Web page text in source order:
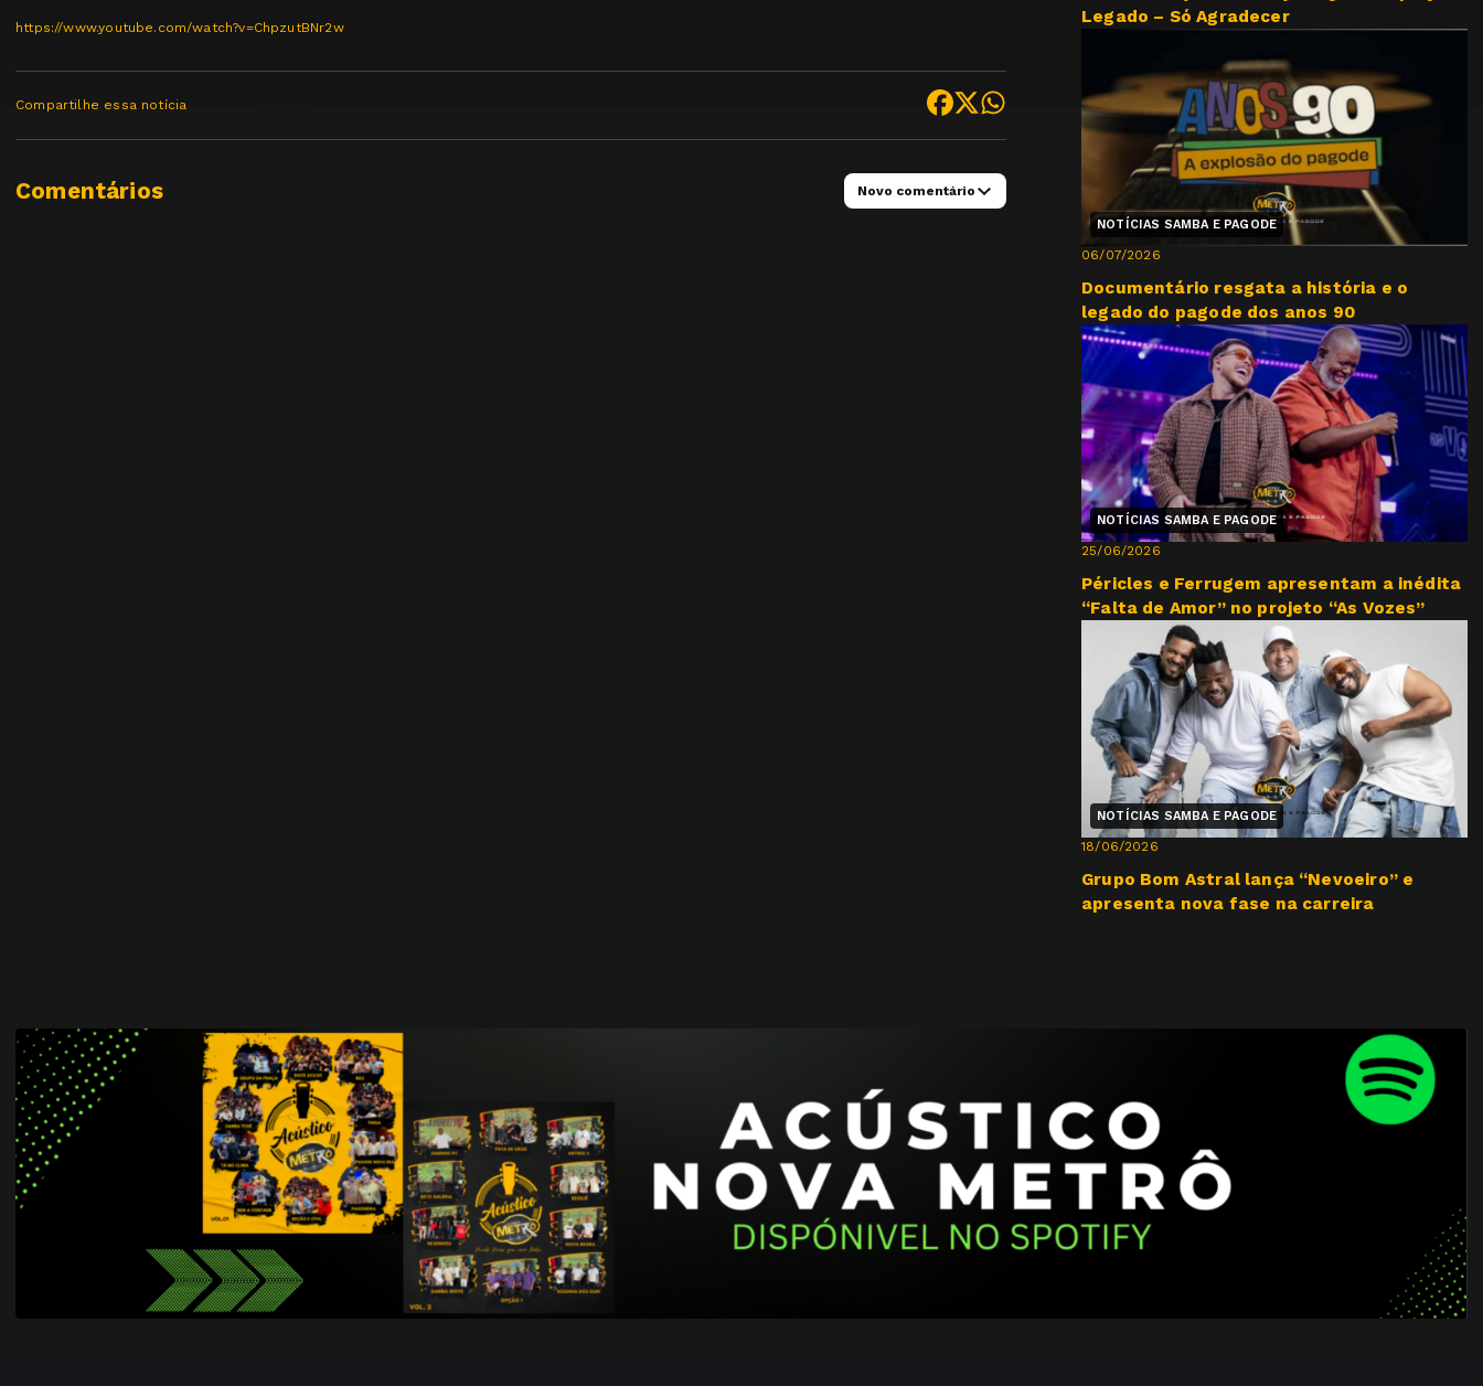
https://www.youtube.com/watch?v=ChpzutBNr2w
Compartilhe essa notícia
Comentários Novo comentário
Legado – Só Agradecer
NOTÍCIAS SAMBA E PAGODE
06/07/2026
Documentário resgata a história e o
legado do pagode dos anos 90
NOTÍCIAS SAMBA E PAGODE
25/06/2026
Péricles e Ferrugem apresentam a inédita
“Falta de Amor” no projeto “As Vozes”
NOTÍCIAS SAMBA E PAGODE
18/06/2026
Grupo Bom Astral lança “Nevoeiro” e
apresenta nova fase na carreira